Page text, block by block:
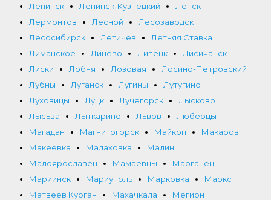
Ленинск
Ленинск-Кузнецкий
Ленск
Лермонтов
Лесной
Лесозаводск
Лесосибирск
Летичев
Летняя Ставка
Лиманское
Линево Липецк
Лисичанск
Лиски
Лобня Лозовая
Лосино-Петровский
Лубны
Луганск Лугины
Лутугино
Луховицы
Луцк Лучегорск
Лысково
Лысьва
Лыткарино Львов
Люберцы
Магадан
Магнитогорск Майкоп
Макаров
Макеевка
Малаховка
Малин
Малоярославец
Мамаевцы
Марганец
Мариинск
Мариуполь Марковка
Маркс
Матвеев Курган
Махачкала
Мегион